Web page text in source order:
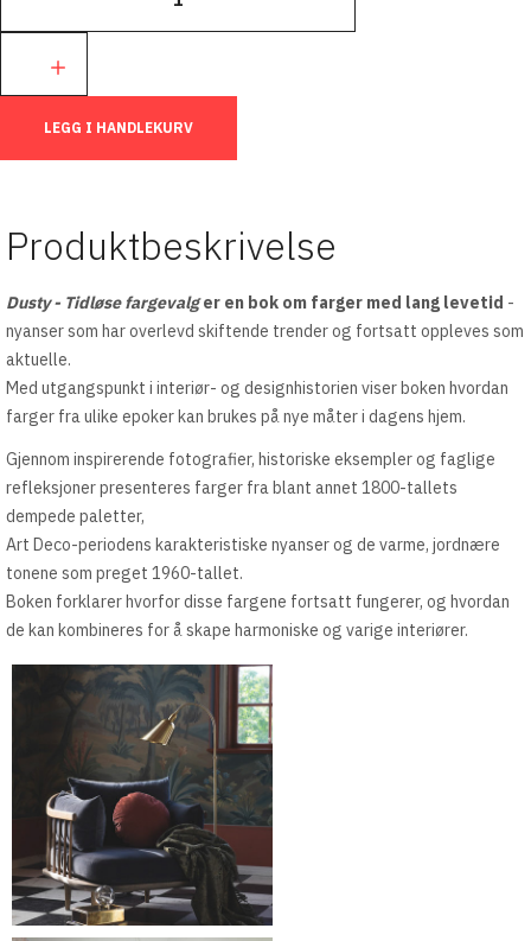
LEGG I HANDLEKURV
Produktbeskrivelse
Dusty - Tidløse fargevalger en bok om farger med lang levetid -
nyanser som har overlevd skiftende trender og fortsatt oppleves som
aktuelle.
Med utgangspunkt i interiør- og designhistorien viser boken hvordan
farger fra ulike epoker kan brukes på nye måter i dagens hjem.
Gjennom inspirerende fotografier, historiske eksempler og faglige
refleksjoner presenteres farger fra blant annet 1800-tallets
dempede paletter,
Art Deco-periodens karakteristiske nyanser og de varme, jordnære
tonene som preget 1960-tallet.
Boken forklarer hvorfor disse fargene fortsatt fungerer, og hvordan
de kan kombineres for å skape harmoniske og varige interiører.